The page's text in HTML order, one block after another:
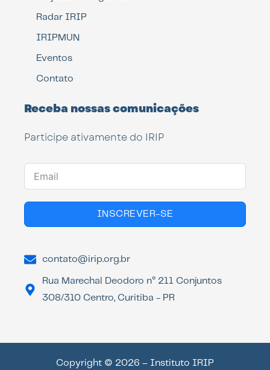
Radar IRIP
IRIPMUN
Eventos
Contato
Receba nossas comunicações
Participe ativamente do IRIP
INSCREVER-SE
contato@irip.org.br
Rua Marechal Deodoro n° 211 Conjuntos
308/310 Centro, Curitiba - PR
Copyright © 2026 – Instituto IRIP